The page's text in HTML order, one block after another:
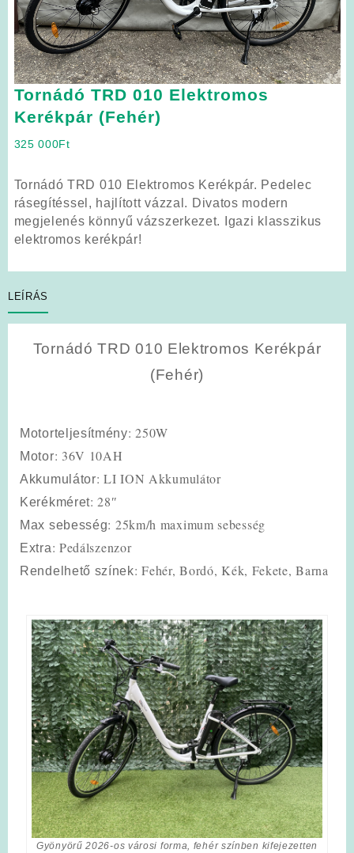
Tornádó TRD 010 Elektromos
Kerékpár (Fehér)
325 000Ft
Tornádó TRD 010 Elektromos Kerékpár. Pedelec
rásegítéssel, hajlított vázzal. Divatos modern
megjelenés könnyű vázszerkezet. Igazi klasszikus
elektromos kerékpár!
LEÍRÁS
Tornádó TRD 010 Elektromos Kerékpár
(Fehér)
Motorteljesítmény: 250W
Motor: 36V 10AH
Akkumulátor: LI ION Akkumulátor
Kerékméret: 28″
Max sebesség: 25km/h maximum sebesség
Extra: Pedálszenzor
Rendelhető színek: Fehér, Bordó, Kék, Fekete, Barna
Gyönyörű 2026-os városi forma, fehér színben kifejezetten